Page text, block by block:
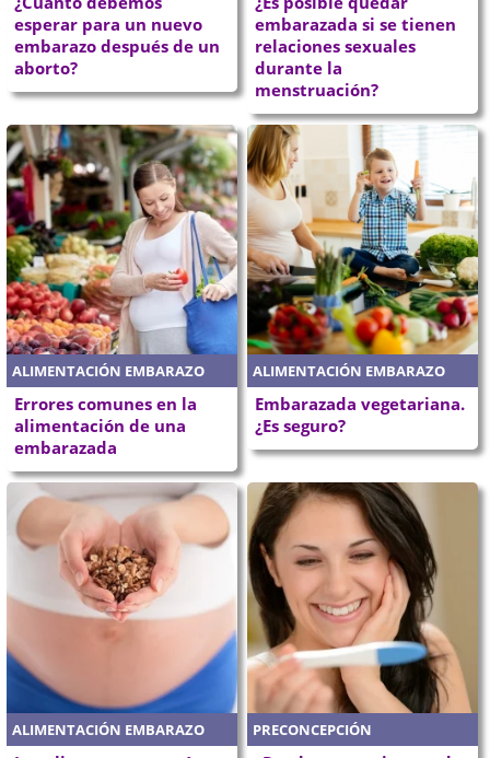
esperar para un nuevo
embarazo después de un
aborto?
embarazada si se tienen
relaciones sexuales
durante la
menstruación?
ALIMENTACIÓN EMBARAZO
Errores comunes en la
alimentación de una
embarazada
ALIMENTACIÓN EMBARAZO
Embarazada vegetariana.
¿Es seguro?
ALIMENTACIÓN EMBARAZO PRECONCEPCIÓN